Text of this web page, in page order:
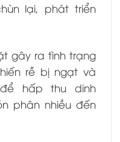
lại, phát triển
gây ra tình trạng
rễ bị ngạt và
hấp thu dinh
phân nhiều đến